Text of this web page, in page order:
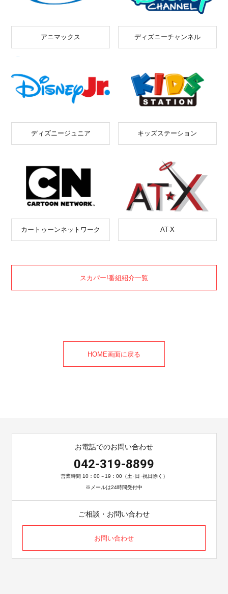
アニマックス ディズニーチャンネル
ディズニージュニア キッズステーション
カートゥーンネットワーク AT-X
スカパー!番組紹介一覧
HOME画面に戻る
お電話でのお問い合わせ
042-319-8899
営業時間 10：00～19：00（土･日･祝日除く）
※メールは24時間受付中
ご相談・お問い合わせ
お問い合わせ